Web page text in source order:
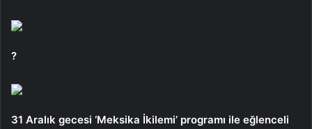
?
31 Aralık gecesi ‘Meksika İkilemi’ programı ile eğlenceli